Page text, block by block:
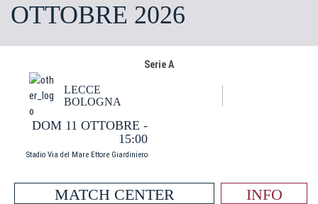
OTTOBRE 2026
Serie A
LECCE
BOLOGNA
DOM 11 OTTOBRE -
15:00
Stadio Via del Mare Ettore Giardiniero
MATCH CENTER INFO